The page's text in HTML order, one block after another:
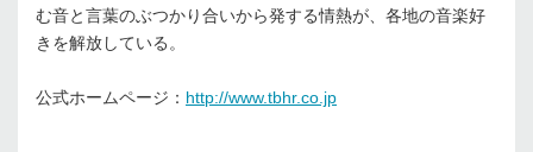
む音と言葉のぶつかり合いから発する情熱が、各地の音楽好
きを解放している。
公式ホームページ： http://www.tbhr.co.jp